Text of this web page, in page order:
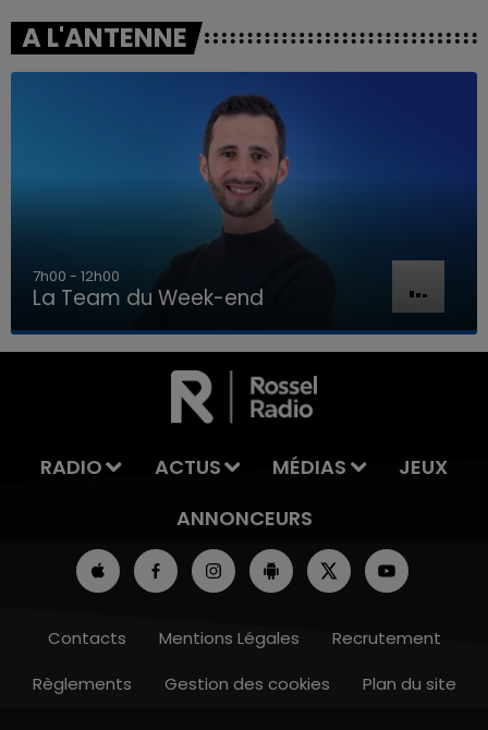
LA TEAM DU WEEK-END
A L'ANTENNE
7h00 - 12h00
La Team du Week-end
RADIO ACTUS MÉDIAS
JEUX
ANNONCEURS
Contacts Mentions Légales
Recrutement
Règlements
Gestion des cookies Plan du site